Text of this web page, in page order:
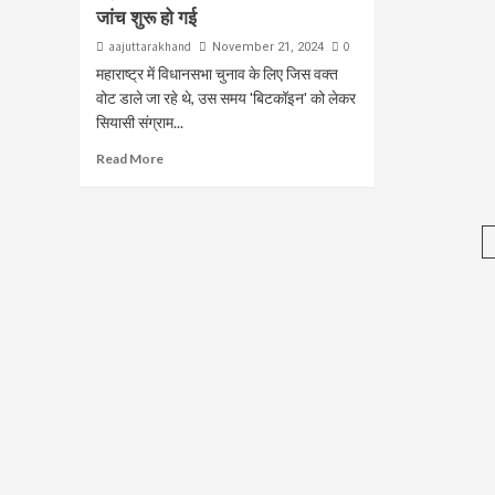
जांच शुरू हो गई
aajuttarakhand November 21, 2024 0
महाराष्ट्र में विधानसभा चुनाव के लिए जिस वक्त
वोट डाले जा रहे थे, उस समय 'बिटकॉइन' को लेकर
सियासी संग्राम...
Read More